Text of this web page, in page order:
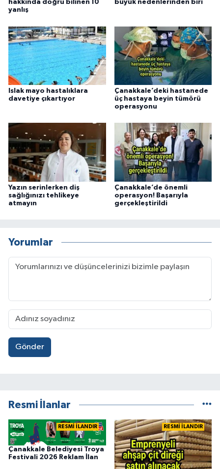
hakkında doğru bilinen 10
yanlış
büyük nedenlerinden biri
Islak mayo hastalıklara
davetiye çıkartıyor
Çanakkale’deki hastanede
üç hastaya beyin tümörü
operasyonu
Yazın serinlerken diş
sağlığınızı tehlikeye
atmayın
Çanakkale’de önemli
operasyon! Başarıyla
gerçekleştirildi
Yorumlar
Gönder
Resmi İlanlar
RESMİ İLANDIR
Çanakkale Belediyesi Troya
Festivali 2026 Reklam İlan
RESMİ İLANDIR